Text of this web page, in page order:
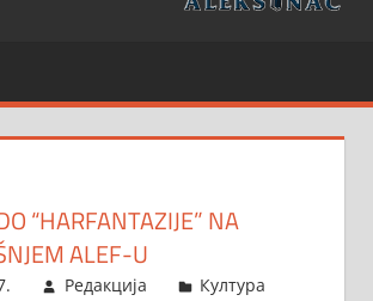
“HARFANTAZIJE” NA
ALEF-U
Редакција
Култура